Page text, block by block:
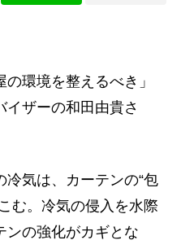
の環境を整えるべき」
イザーの和田由貴さ
気は、カーテンの“包
む。冷気の侵入を水際
ンの強化がカギとな